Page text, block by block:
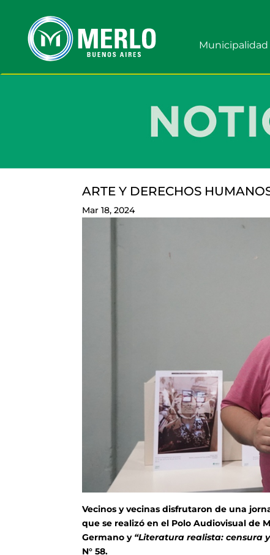
Municipalidad
ARTE Y DERECHOS
Mar 18, 2024
Vecinos y vecinas disfrutaron de una
que se realizó en el Polo Audiovisual de
Germano y “Literatura realista: censura
N° 58.